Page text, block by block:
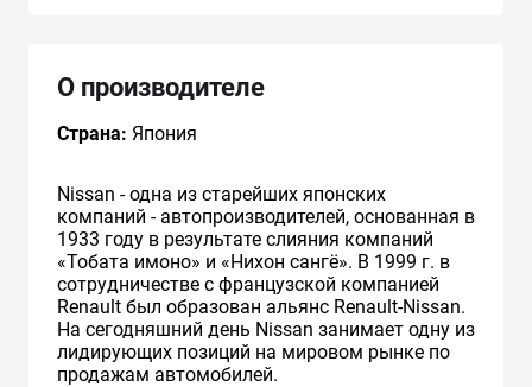
О производителе
Страна: Япония
Nissan - одна из старейших японских
компаний - автопроизводителей, основанная в
1933 году в результате слияния компаний
«Тобата имоно» и «Нихон сангё». В 1999 г. в
сотрудничестве с французcкой компанией
Renault был образован альянс Renault-Nissan.
На сегодняшний день Nissan занимает одну из
лидирующих позиций на мировом рынке по
продажам автомобилей.